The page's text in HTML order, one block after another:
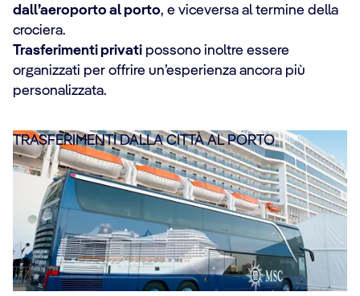
dall’aeroporto al porto, e viceversa al termine della
crociera.
Trasferimenti privati possono inoltre essere
organizzati per offrire un’esperienza ancora più
personalizzata.
TRASFERIMENTI DALLA CITTÀ AL PORTO